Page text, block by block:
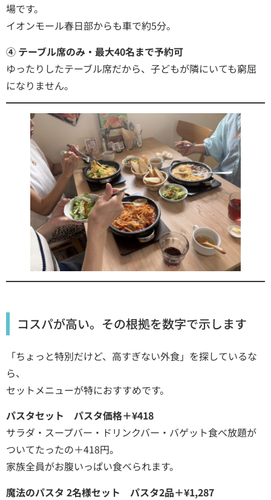
場です。
イオンモール春日部からも車で約5分。
④ テーブル席のみ・最大40名まで予約可
ゆったりしたテーブル席だから、子どもが隣にいても窮屈
になりません。
コスパが高い。その根拠を数字で示します
「ちょっと特別だけど、高すぎない外食」を探しているな
ら、
セットメニューが特におすすめです。
パスタセット パスタ価格＋¥418
サラダ・スープバー・ドリンクバー・バゲット食べ放題が
ついてたったの＋418円。
家族全員がお腹いっぱい食べられます。
魔法のパスタ 2名様セット パスタ2品＋¥1,287